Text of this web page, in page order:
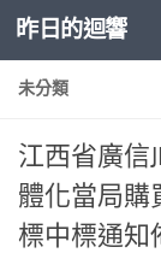
Skip to content
昨日的迴響
未分類
江西省廣信
體化當局購
標中標通知